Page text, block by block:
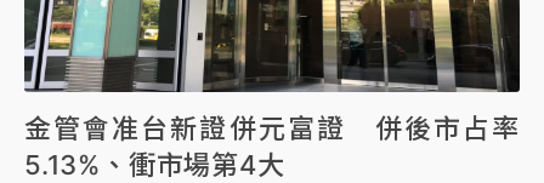
金管會准台新證併元富證 併後市占率
5.13%、衝市場第4大